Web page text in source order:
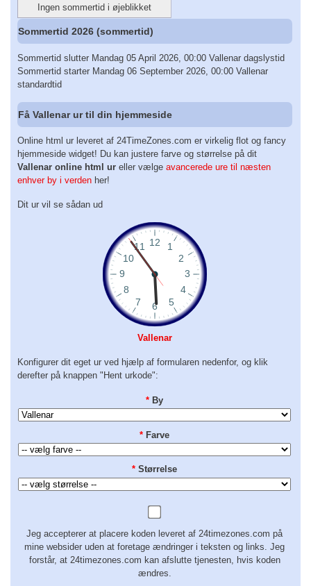
Ingen sommertid i øjeblikket
Sommertid 2026 (sommertid)
Sommertid slutter Mandag 05 April 2026, 00:00 Vallenar dagslystid
Sommertid starter Mandag 06 September 2026, 00:00 Vallenar
standardtid
Få Vallenar ur til din hjemmeside
Online html ur leveret af 24TimeZones.com er virkelig flot og fancy
hjemmeside widget! Du kan justere farve og størrelse på dit
Vallenar online html ur eller vælge avancerede ure til næsten
enhver by i verden her!
Dit ur vil se sådan ud
Vallenar
Konfigurer dit eget ur ved hjælp af formularen nedenfor, og klik
derefter på knappen "Hent urkode":
* By
* Farve
* Størrelse
Jeg accepterer at placere koden leveret af 24timezones.com på
mine websider uden at foretage ændringer i teksten og links. Jeg
forstår, at 24timezones.com kan afslutte tjenesten, hvis koden
ændres.